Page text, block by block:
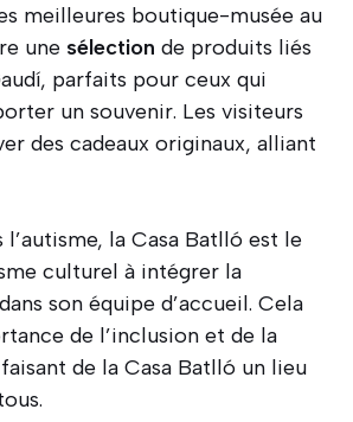
meilleures boutique-musée au
une sélection de produits liés
parfaits pour ceux qui
un souvenir. Les visiteurs
des cadeaux originaux, alliant
l’autisme, la Casa Batlló est le
culturel à intégrer la
dans son équipe d’accueil. Cela
de l’inclusion et de la
de la Casa Batlló un lieu